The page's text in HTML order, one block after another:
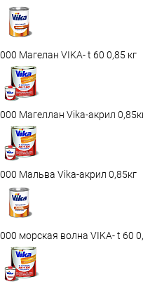
000 Магелан VIKA- t 60 0,85 кг
000 Магеллан Vika-акрил
000 Мальва Vika-акрил 0,85кг
000 морская волна VIKA- t 60